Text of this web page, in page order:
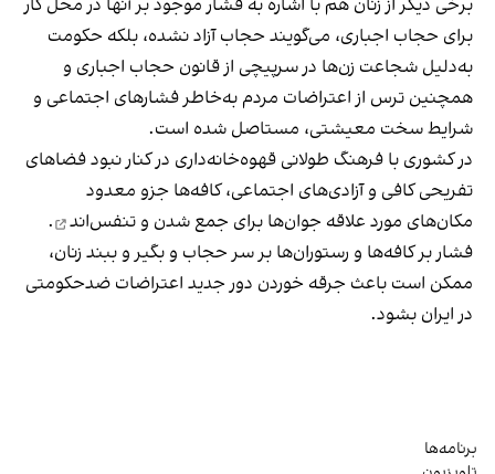
برخی دیگر از زنان هم با اشاره به فشار موجود بر آنها در محل کار
برای حجاب اجباری، می‌گویند حجاب آزاد نشده، بلکه حکومت
به‌دلیل شجاعت زن‌ها در سرپیچی از قانون حجاب اجباری و
همچنین ترس از اعتراضات مردم به‌خاطر فشارهای اجتماعی و
شرایط سخت معیشتی، مستاصل شده است.
در کشوری با فرهنگ طولانی قهوه‌‌خانه‌داری در کنار نبود فضاهای
تفریحی کافی و آزادی‌های اجتماعی، کافه‌ها جزو معدود
مکان‌های مورد علاقه جوان‌ها برای جمع شدن و تنفس‌اند
.
فشار بر کافه‌ها و رستوران‌ها بر سر حجاب و بگیر و ببند زنان،
ممکن است باعث جرقه خوردن دور جدید اعتراضات ضدحکومتی
در ایران بشود.
برنامه‌ها